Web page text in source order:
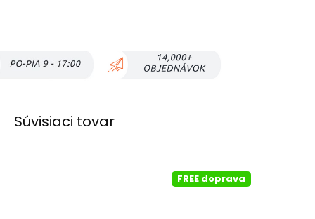
Súvisiaci tovar
FREE doprava